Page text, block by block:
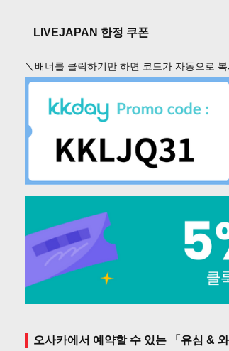
LIVEJAPAN 한정 쿠폰
＼배너를 클릭하기만 하면 코드가 자동으로
오사카에서 예약할 수 있는 「유심 &